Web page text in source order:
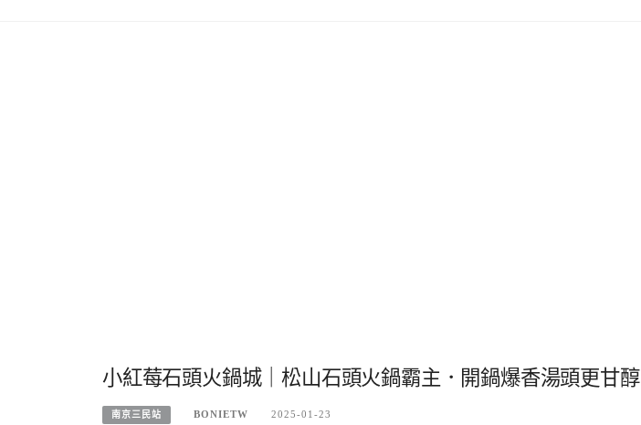
小紅莓石頭火鍋城｜松山石頭火鍋霸主．開鍋爆香湯頭更甘醇
南京三民站 BONIETW 2025-01-23